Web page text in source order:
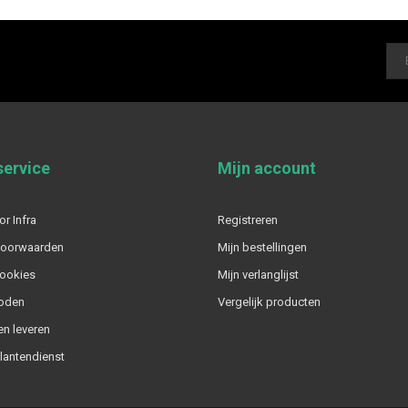
Infra
leveren
Mijn account
Registreren
Mijn bestellingen
Mijn verlanglijst
Vergelijk producten